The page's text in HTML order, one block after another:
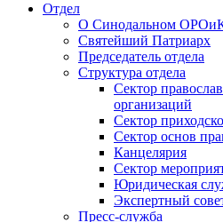
Отдел
О Синодальном
Святейший Патриарх
Председатель отдела
Структура отдела
Сектор
организаций
Сектор
Сектор основ
Канцелярия
Сектор
Юридическая
Экспертный
Пресс-служба